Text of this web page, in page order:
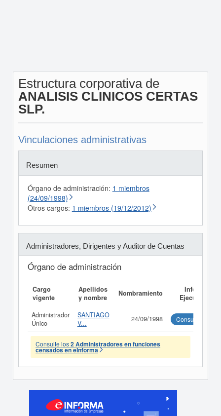
Estructura corporativa de
ANALISIS CLINICOS CERTAS
SLP.
Vinculaciones administrativas
Resumen
Órgano de administración: 1 miembros
(24/09/1998)
Otros cargos: 1 miembros (19/12/2012)
Administradores, Dirigentes y Auditor de Cuentas
Órgano de administración
Cargo
vigente
Apellidos
y nombre
Nombramiento
Informe
Ejecutivo
Administrador
Único
SANTIAGO
V...
24/09/1998 Consultar
Consulte los2 Administradores en funciones
censados en eInforma